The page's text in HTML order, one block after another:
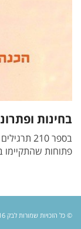
בחינות
פתוחות שהתקיימו
© כל הזכויות שמורות לבק 2016